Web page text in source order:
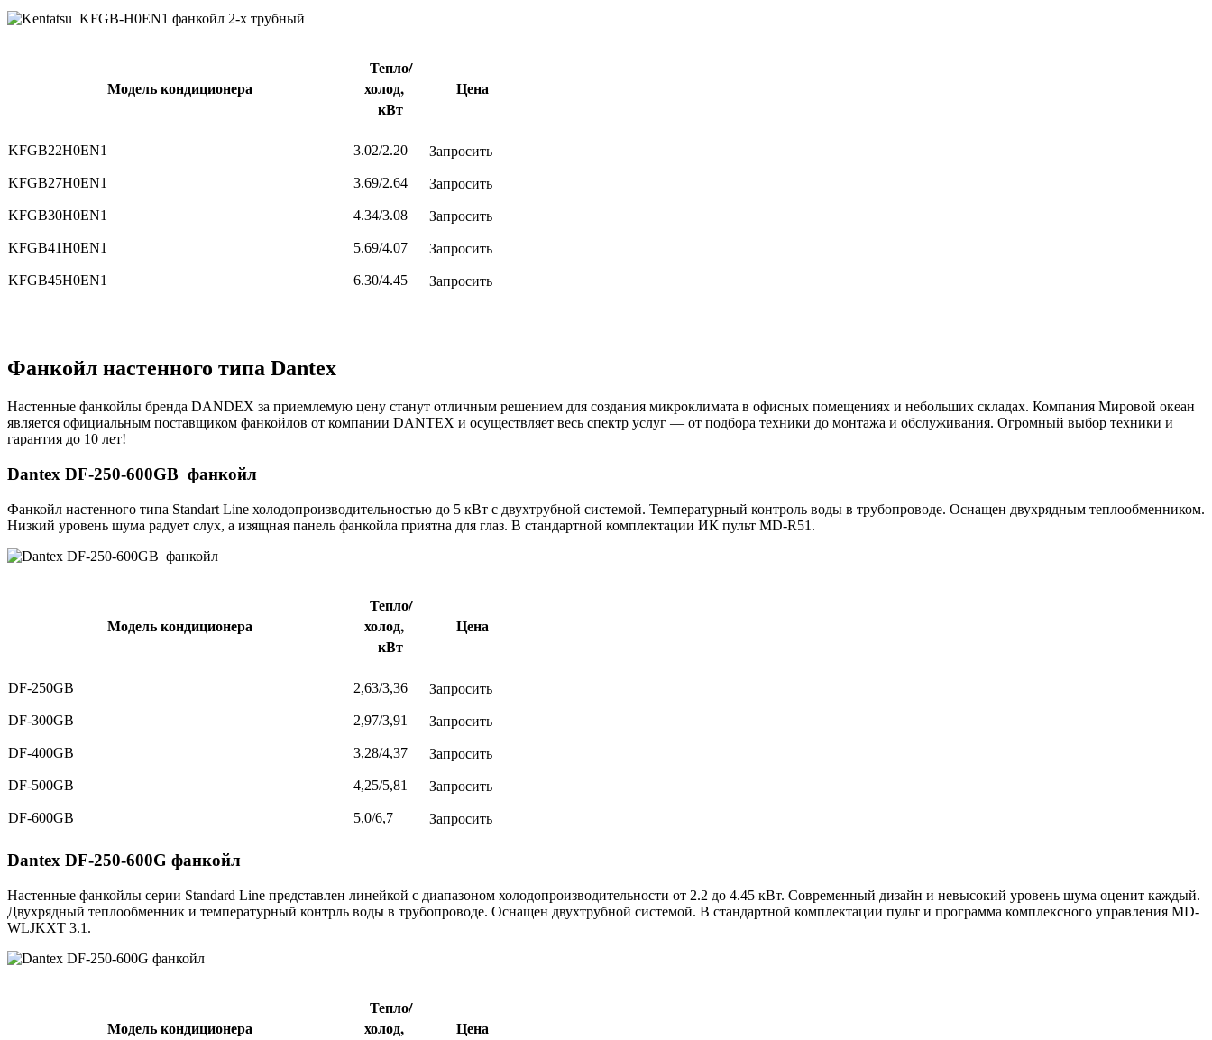
Модель кондиционера
Тепло/
холод,
кВт
Цена
KFGB22H0EN1 3.02/2.20 Запросить
KFGB27H0EN1 3.69/2.64 Запросить
KFGB30H0EN1 4.34/3.08 Запросить
KFGB41H0EN1 5.69/4.07 Запросить
KFGB45H0EN1 6.30/4.45 Запросить
Фанкойл настенного типа Dantex
Настенные фанкойлы бренда DANDEX за приемлемую цену станут отличным решением для создания микроклимата в офисных помещениях и небольших складах. Компания Мировой океан
является официальным поставщиком фанкойлов от компании DANTEX и осуществляет весь спектр услуг — от подбора техники до монтажа и обслуживания. Огромный выбор техники и
гарантия до 10 лет!
Dantex DF-250-600GB фанкойл
Фанкойл настенного типа Standart Line холодопроизводительностью до 5 кВт с двухтрубной системой. Температурный контроль воды в трубопроводе. Оснащен двухрядным теплообменником.
Низкий уровень шума радует слух, а изящная панель фанкойла приятна для глаз. В стандартной комплектации ИК пульт MD-R51.
Модель кондиционера
Тепло/
холод,
кВт
Цена
DF-250GB 2,63/3,36 Запросить
DF-300GB 2,97/3,91 Запросить
DF-400GB 3,28/4,37 Запросить
DF-500GB 4,25/5,81 Запросить
DF-600GB 5,0/6,7 Запросить
Dantex DF-250-600G фанкойл
Настенные фанкойлы серии Standard Line представлен линейкой с диапазоном холодопроизводительности от 2.2 до 4.45 кВт. Современный дизайн и невысокий уровень шума оценит каждый.
Двухрядный теплообменник и температурный контрль воды в трубопроводе. Оснащен двухтрубной системой. В стандартной комплектации пульт и программа комплексного управления MD-
WLJKXT 3.1.
Модель кондиционера
Тепло/
холод,
Цена